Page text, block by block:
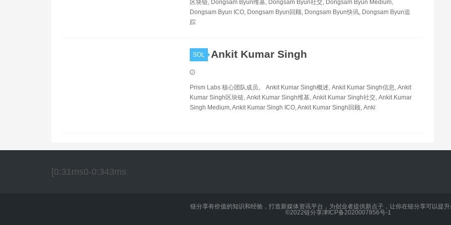
区块链, Dongsam Byun维基, Dongsam Byun社交, Dongsam Byun Medium,
Dongsam Byun ICO, Dongsam Byun回顾, Dongsam Byun快讯, Dongsam Byun追
踪
SOL Ankit Kumar Singh
Prism Labs 核心团队成员。 Ankit Kumar Singh概述, Ankit Kumar Singh信息, Ankit
Kumar Singh区块链, Ankit Kumar Singh维基, Ankit Kumar Singh社交, Ankit Kumar
Singh Medium, Ankit Kumar Singh ICO, Ankit Kumar Singh回顾, Anki
[0:31ms0-0:343ms
链分享有价值的知识和经验，打造新媒体资讯平台，为创业者提供新点子，让你在链分享可以提升
©2022链分享津ICP备2020007856号-1